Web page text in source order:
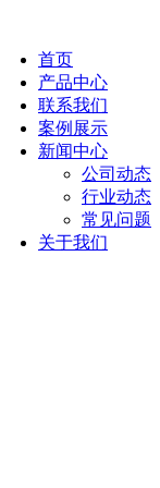
首页
产品中心
联系我们
案例展示
新闻中心
公司动态
行业动态
常见问题
关于我们